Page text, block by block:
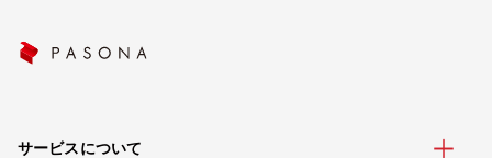
サービスについて